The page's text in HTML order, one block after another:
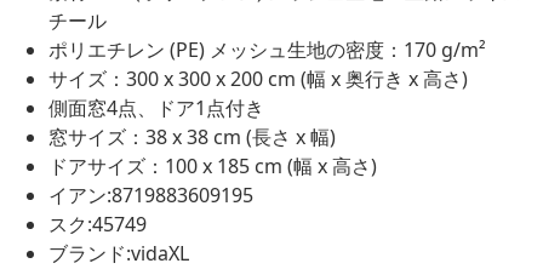
チール
ポリエチレン (PE) メッシュ生地の密度：170 g/m²
サイズ：300 x 300 x 200 cm (幅 x 奥行き x 高さ)
側面窓4点、ドア1点付き
窓サイズ：38 x 38 cm (長さ x 幅)
ドアサイズ：100 x 185 cm (幅 x 高さ)
イアン:8719883609195
スク:45749
ブランド:vidaXL